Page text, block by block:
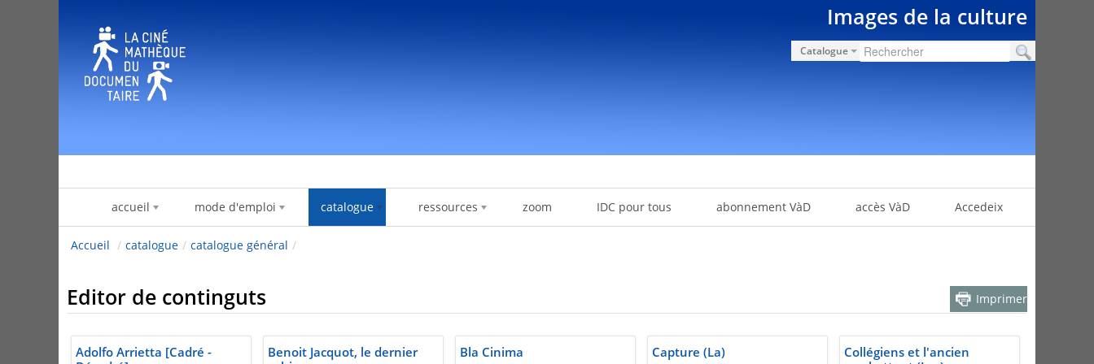
Images de la culture
Catalogue
accueil mode d'emploi catalogue ressources zoom IDC pour tous abonnement VàD accès VàD Accedeix
Accueil / catalogue / catalogue général /
Editor de continguts Imprimer
Adolfo Arrietta [Cadré -
Benoit Jacquot, le dernier
Bla Cinima Capture (La)
Collégiens et l'ancien